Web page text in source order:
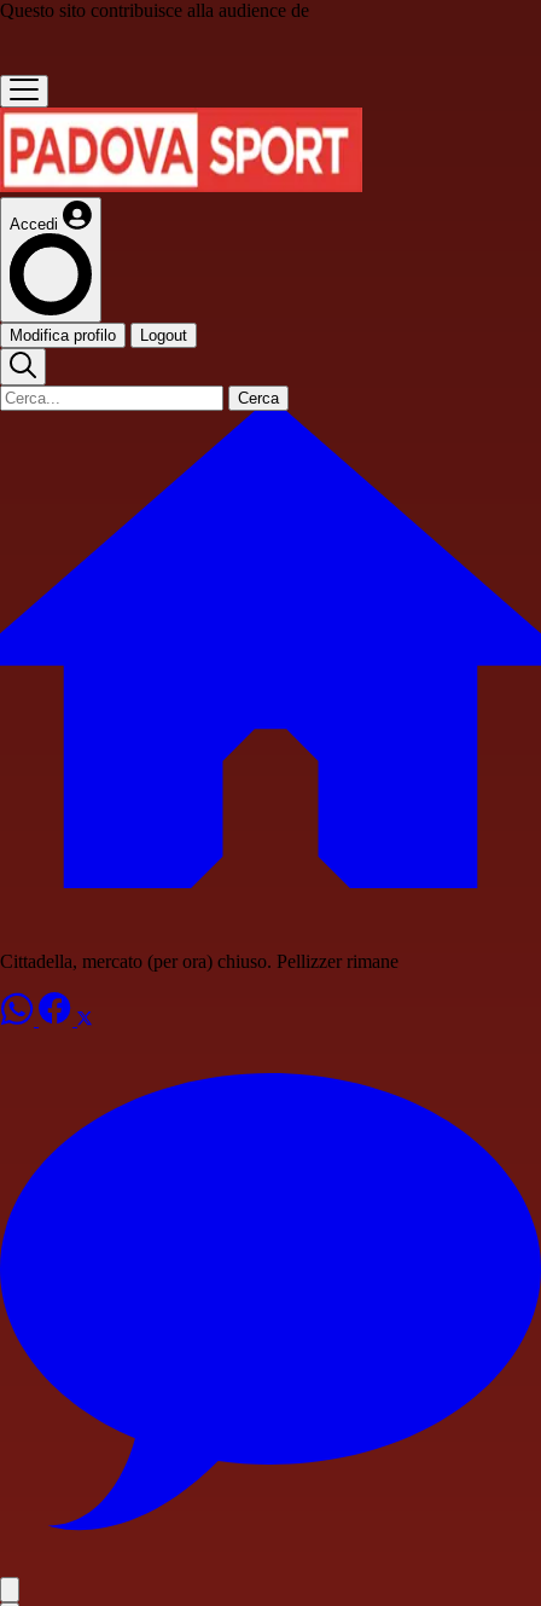
Questo sito contribuisce alla audience de
Accedi
Modifica profilo Logout
Cerca
Cittadella, mercato (per ora) chiuso. Pellizzer rimane